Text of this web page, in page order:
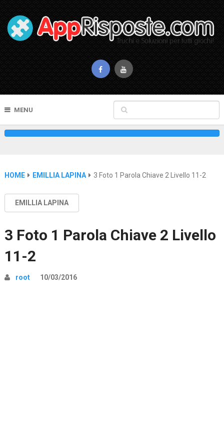
MENU
HOME EMILLIA LAPINA 3 Foto 1 Parola Chiave 2 Livello 11-2
EMILLIA LAPINA
3 Foto 1 Parola Chiave 2 Livello
11-2
root 10/03/2016